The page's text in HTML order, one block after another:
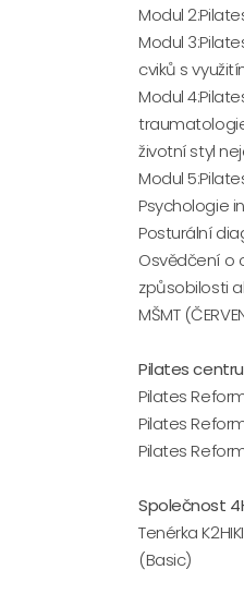
Modul
Modul
cviků s
Modul
životní styl
Modul
Psychologie
Posturální
Osvědčení o
způsobilosti
MŠMT
Pilates
Pilates
Pilates
Pilates
Společnost
Tenérka
(Basic)